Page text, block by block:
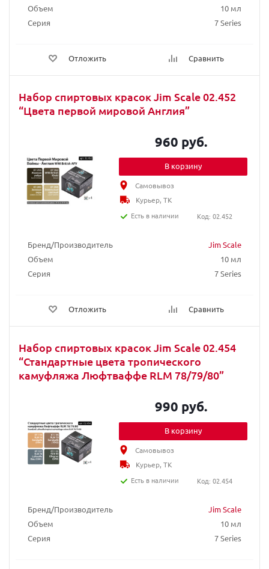
Объем
10 мл
Серия
7 Series
Отложить Сравнить
Набор спиртовых красок Jim Scale 02.452
“Цвета первой мировой Англия”
Бренд/Производитель
Jim Scale
Объем
10 мл
Серия
7 Series
Отложить Сравнить
960 руб.
В корзину
Самовывоз
Курьер, ТК
Есть в наличии
Код: 02.452
Набор спиртовых красок Jim Scale 02.454
“Стандартные цвета тропического
камуфляжа Люфтваффе RLM 78/79/80”
Бренд/Производитель
Jim Scale
Объем
10 мл
Серия
7 Series
990 руб.
В корзину
Самовывоз
Курьер, ТК
Есть в наличии
Код: 02.454